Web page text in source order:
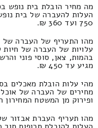
מה מחיר הובלת בית נופש
העלות להעברה של בית
750 ועד 360 ₪.
מהו התעריף של העברה של
עלויות של העברה של חיות
מגיע עד 450 ₪.
מהי עלות הובלת מאכלים
מחירים של העברה של
ופירוק מן המשטח המחירון הוא 650 ולכל היותר 240
מהו תעריף העברת אבזור